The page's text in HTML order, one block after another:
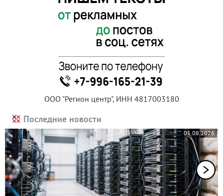
ООО "Регион центр", ИНН 4817003180
Последние новости
05.08.2026